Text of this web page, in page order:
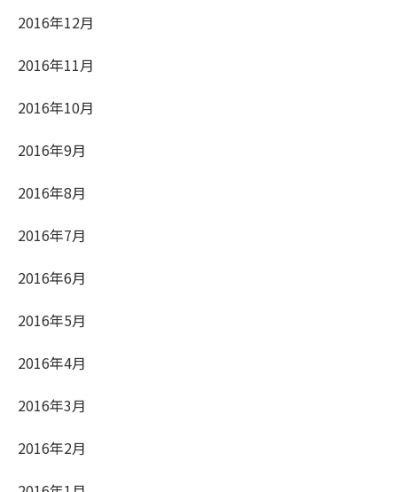
2016年12月
2016年11月
2016年10月
2016年9月
2016年8月
2016年7月
2016年6月
2016年5月
2016年4月
2016年3月
2016年2月